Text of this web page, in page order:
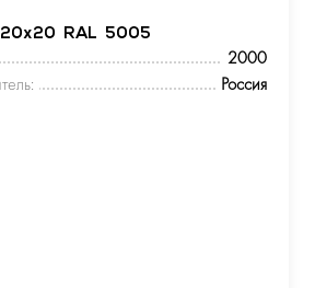
RAL 5005
2000
Россия